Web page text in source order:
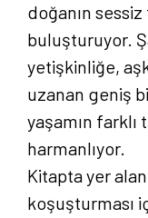
doğanın sessiz
buluşturuyor.
yetişkinliğe,
uzanan geniş
yaşamın farklı
harmanlıyor.
Kitapta yer
koşuşturması